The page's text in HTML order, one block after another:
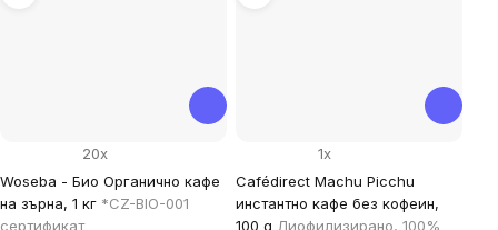
Woseba - Био Органично кафе
на зърна, 1 кг *CZ-BIO-001
сертификат
20x
Cafédirect Machu Picchu
инстантно кафе без кофеин,
100 g Лиофилизирано, 100%
1x